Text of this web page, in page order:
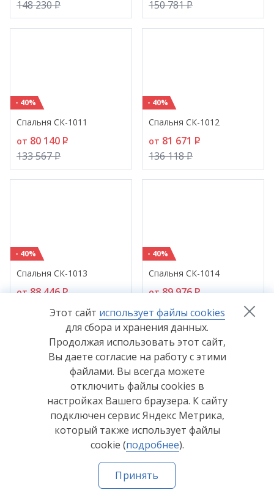
148 230P
150 781P
- 40%
Спальня СК-1011
от 80 140 P
133 567P
- 40%
Спальня СК-1012
от 81 671 P
136 118P
- 40%
Спальня СК-1013
от88 446P
147 410P
- 40%
Спальня СК-1014
от89 976P
149 960
Спальня СК-1015
- 40%
Спальня СК-1016
от81 179
Каталог Где купить
Этот сайт использует файлы cookies
для сбора и хранения данных.
Продолжая использовать этот сайт,
Вы даете согласие на работу с этими
файлами. Вы всегда можете
отключить файлы cookies в
настройках Вашего браузера. К сайту
подключен сервис Яндекс Метрика,
который также использует файлы
cookie (подробнее).
Принять